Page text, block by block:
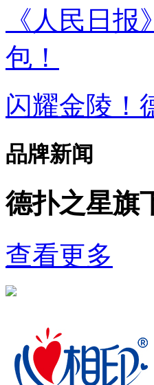
《人民日报
包！
闪耀金陵
品牌新闻
德扑之星旗
查看更多